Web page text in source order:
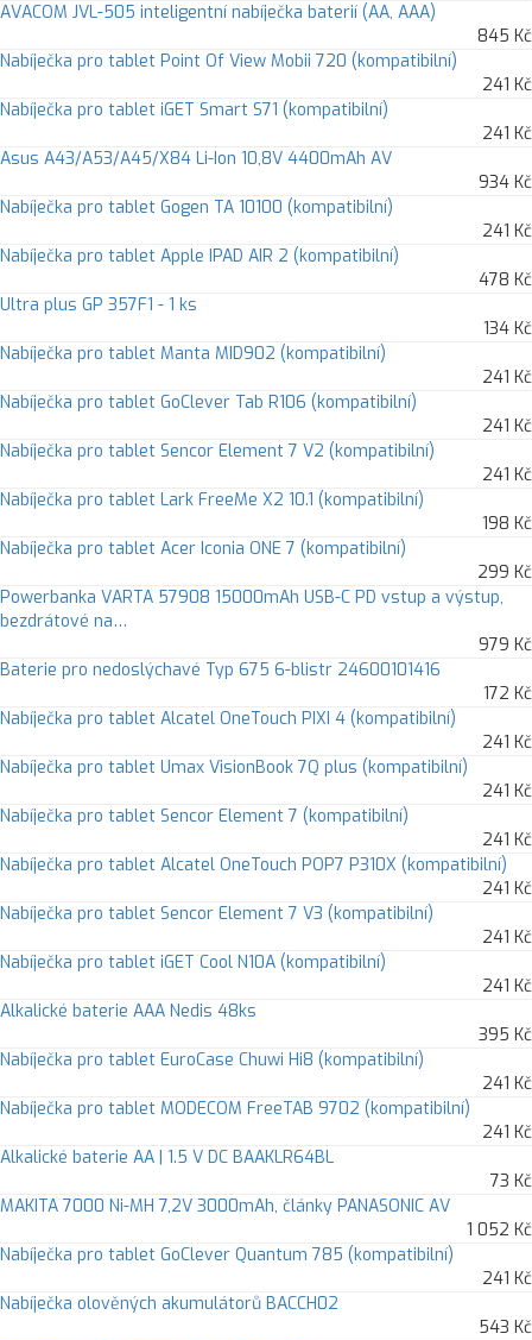
AVACOM JVL-505 inteligentní nabíječka baterií (AA, AAA)
845 Kč
Nabíječka pro tablet Point Of View Mobii 720 (kompatibilní)
241 Kč
Nabíječka pro tablet iGET Smart S71 (kompatibilní)
241 Kč
Asus A43/A53/A45/X84 Li-Ion 10,8V 4400mAh AV
934 Kč
Nabíječka pro tablet Gogen TA 10100 (kompatibilní)
241 Kč
Nabíječka pro tablet Apple IPAD AIR 2 (kompatibilní)
478 Kč
Ultra plus GP 357F1 - 1 ks
134 Kč
Nabíječka pro tablet Manta MID902 (kompatibilní)
241 Kč
Nabíječka pro tablet GoClever Tab R106 (kompatibilní)
241 Kč
Nabíječka pro tablet Sencor Element 7 V2 (kompatibilní)
241 Kč
Nabíječka pro tablet Lark FreeMe X2 10.1 (kompatibilní)
198 Kč
Nabíječka pro tablet Acer Iconia ONE 7 (kompatibilní)
299 Kč
Powerbanka VARTA 57908 15000mAh USB-C PD vstup a výstup,
bezdrátové na…
979 Kč
Baterie pro nedoslýchavé Typ 675 6-blistr 24600101416
172 Kč
Nabíječka pro tablet Alcatel OneTouch PIXI 4 (kompatibilní)
241 Kč
Nabíječka pro tablet Umax VisionBook 7Q plus (kompatibilní)
241 Kč
Nabíječka pro tablet Sencor Element 7 (kompatibilní)
241 Kč
Nabíječka pro tablet Alcatel OneTouch POP7 P310X (kompatibilní)
241 Kč
Nabíječka pro tablet Sencor Element 7 V3 (kompatibilní)
241 Kč
Nabíječka pro tablet iGET Cool N10A (kompatibilní)
241 Kč
Alkalické baterie AAA Nedis 48ks
395 Kč
Nabíječka pro tablet EuroCase Chuwi Hi8 (kompatibilní)
241 Kč
Nabíječka pro tablet MODECOM FreeTAB 9702 (kompatibilní)
241 Kč
Alkalické baterie AA | 1.5 V DC BAAKLR64BL
73 Kč
MAKITA 7000 Ni-MH 7,2V 3000mAh, články PANASONIC AV
1 052 Kč
Nabíječka pro tablet GoClever Quantum 785 (kompatibilní)
241 Kč
Nabíječka olověných akumulátorů BACCH02
543 Kč